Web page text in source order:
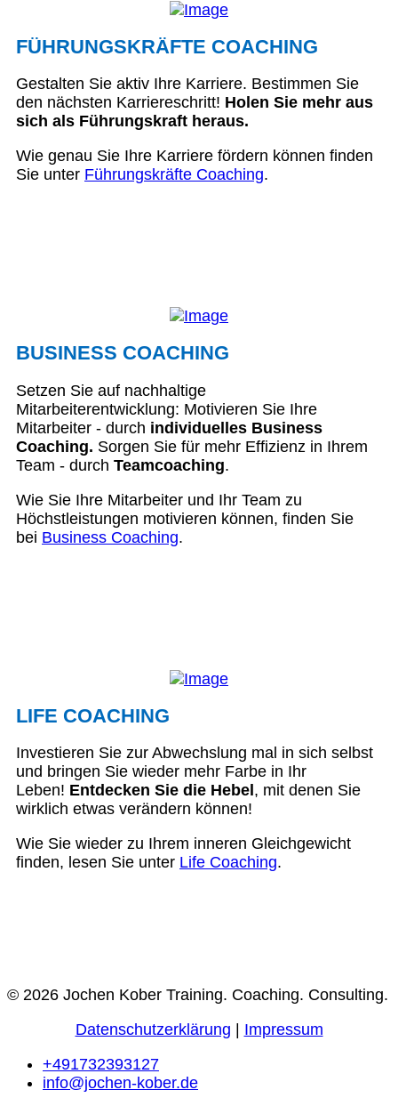
FÜHRUNGSKRÄFTE COACHING
Gestalten Sie aktiv Ihre Karriere. Bestimmen Sie
den nächsten Karriereschritt! Holen Sie mehr aus
sich als Führungskraft heraus.
Wie genau Sie Ihre Karriere fördern können finden
Sie unter Führungskräfte Coaching.
BUSINESS COACHING
Setzen Sie auf nachhaltige
Mitarbeiterentwicklung: Motivieren Sie Ihre
Mitarbeiter - durch individuelles Business
Coaching. Sorgen Sie für mehr Effizienz in Ihrem
Team - durch Teamcoaching.
Wie Sie Ihre Mitarbeiter und Ihr Team zu
Höchstleistungen motivieren können, finden Sie
bei Business Coaching.
LIFE COACHING
Investieren Sie zur Abwechslung mal in sich selbst
und bringen Sie wieder mehr Farbe in Ihr
Leben! Entdecken Sie die Hebel , mit denen Sie
wirklich etwas verändern können!
Wie Sie wieder zu Ihrem inneren Gleichgewicht
finden, lesen Sie unter Life Coaching.
© 2026 Jochen Kober Training. Coaching. Consulting.
Datenschutzerklärung
Impressum
+491732393127
info@jochen-kober.de